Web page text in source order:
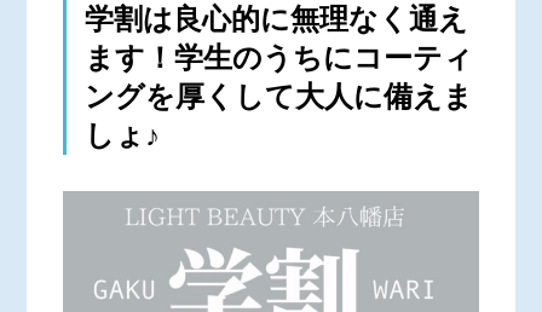
学割は良心的に無理なく通え
ます！学生のうちにコーティ
ングを厚くして大人に備えま
しょ♪